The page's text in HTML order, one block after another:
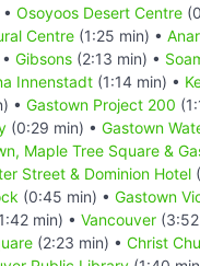
Osoyoos Desert Centre
Centre (1:25 min) •
Gibsons (2:13 min) •
Innenstadt (1:14 min) •
• Gastown Project 200
(0:29 min) • Gastown
Maple Tree Square &
Street & Dominion Hotel
(0:45 min) • Gastown
min) • Vancouver
(2:23 min) • Christ